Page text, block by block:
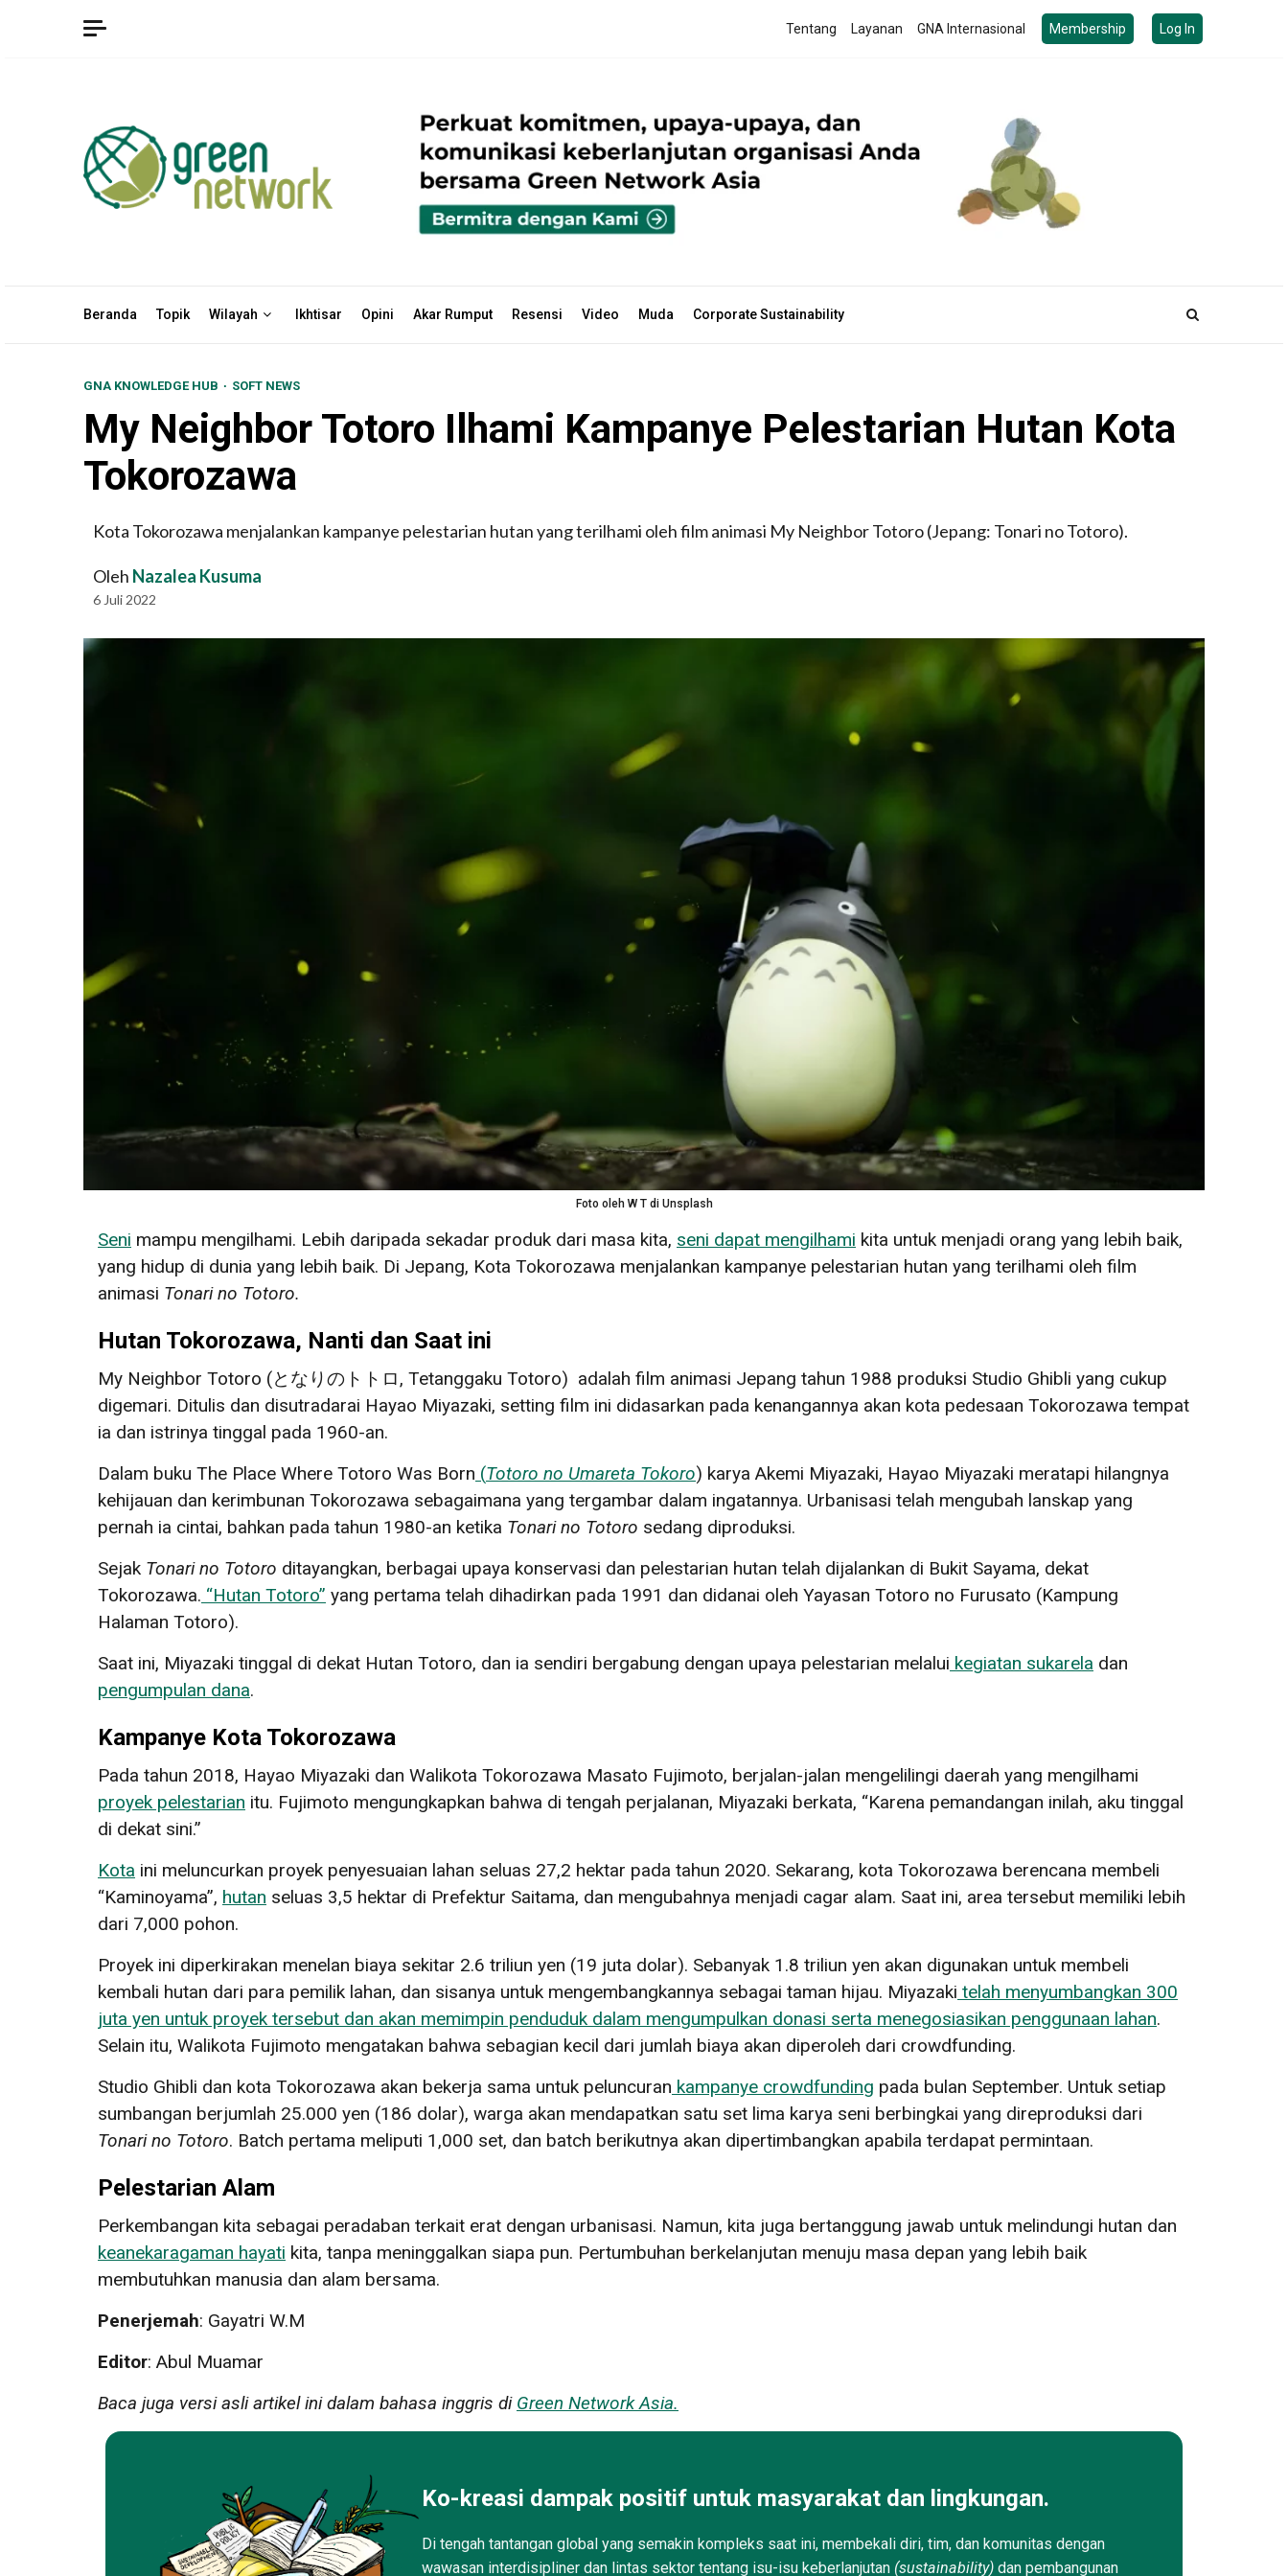
Tentang Layanan GNA Internasional Membership Log In
Beranda Topik Wilayah Ikhtisar Opini Akar Rumput Resensi Video Muda Corporate Sustainability
GNA KNOWLEDGE HUB SOFT NEWS
My Neighbor Totoro Ilhami Kampanye Pelestarian Hutan Kota
Tokorozawa
Kota Tokorozawa menjalankan kampanye pelestarian hutan yang terilhami oleh film animasi My Neighbor Totoro (Jepang: Tonari no Totoro).
Oleh Nazalea Kusuma
6 Juli 2022
Foto oleh W T di Unsplash
Seni mampu mengilhami. Lebih daripada sekadar produk dari masa kita, seni dapat mengilhami kita untuk menjadi orang yang lebih baik,
yang hidup di dunia yang lebih baik. Di Jepang, Kota Tokorozawa menjalankan kampanye pelestarian hutan yang terilhami oleh film
animasi Tonari no Totoro.
Hutan Tokorozawa, Nanti dan Saat ini
My Neighbor Totoro (となりのトトロ, Tetanggaku Totoro) adalah film animasi Jepang tahun 1988 produksi Studio Ghibli yang cukup
digemari. Ditulis dan disutradarai Hayao Miyazaki, setting film ini didasarkan pada kenangannya akan kota pedesaan Tokorozawa tempat
ia dan istrinya tinggal pada 1960-an.
Dalam buku The Place Where Totoro Was Born (Totoro no Umareta Tokoro) karya Akemi Miyazaki, Hayao Miyazaki meratapi hilangnya
kehijauan dan kerimbunan Tokorozawa sebagaimana yang tergambar dalam ingatannya. Urbanisasi telah mengubah lanskap yang
pernah ia cintai, bahkan pada tahun 1980-an ketika Tonari no Totoro sedang diproduksi.
Sejak Tonari no Totoro ditayangkan, berbagai upaya konservasi dan pelestarian hutan telah dijalankan di Bukit Sayama, dekat
Tokorozawa. “Hutan Totoro” yang pertama telah dihadirkan pada 1991 dan didanai oleh Yayasan Totoro no Furusato (Kampung
Halaman Totoro).
Saat ini, Miyazaki tinggal di dekat Hutan Totoro, dan ia sendiri bergabung dengan upaya pelestarian melalui kegiatan sukarela dan
pengumpulan dana.
Kampanye Kota Tokorozawa
Pada tahun 2018, Hayao Miyazaki dan Walikota Tokorozawa Masato Fujimoto, berjalan-jalan mengelilingi daerah yang mengilhami
proyek pelestarian itu. Fujimoto mengungkapkan bahwa di tengah perjalanan, Miyazaki berkata, “Karena pemandangan inilah, aku tinggal
di dekat sini.”
Kota ini meluncurkan proyek penyesuaian lahan seluas 27,2 hektar pada tahun 2020. Sekarang, kota Tokorozawa berencana membeli
“Kaminoyama”, hutan seluas 3,5 hektar di Prefektur Saitama, dan mengubahnya menjadi cagar alam. Saat ini, area tersebut memiliki lebih
dari 7,000 pohon.
Proyek ini diperkirakan menelan biaya sekitar 2.6 triliun yen (19 juta dolar). Sebanyak 1.8 triliun yen akan digunakan untuk membeli
kembali hutan dari para pemilik lahan, dan sisanya untuk mengembangkannya sebagai taman hijau. Miyazaki telah menyumbangkan 300
juta yen untuk proyek tersebut dan akan memimpin penduduk dalam mengumpulkan donasi serta menegosiasikan penggunaan lahan.
Selain itu, Walikota Fujimoto mengatakan bahwa sebagian kecil dari jumlah biaya akan diperoleh dari crowdfunding.
Studio Ghibli dan kota Tokorozawa akan bekerja sama untuk peluncuran kampanye crowdfunding pada bulan September. Untuk setiap
sumbangan berjumlah 25.000 yen (186 dolar), warga akan mendapatkan satu set lima karya seni berbingkai yang direproduksi dari
Tonari no Totoro. Batch pertama meliputi 1,000 set, dan batch berikutnya akan dipertimbangkan apabila terdapat permintaan.
Pelestarian Alam
Perkembangan kita sebagai peradaban terkait erat dengan urbanisasi. Namun, kita juga bertanggung jawab untuk melindungi hutan dan
keanekaragaman hayati kita, tanpa meninggalkan siapa pun. Pertumbuhan berkelanjutan menuju masa depan yang lebih baik
membutuhkan manusia dan alam bersama.
Penerjemah: Gayatri W.M
Editor: Abul Muamar
Baca juga versi asli artikel ini dalam bahasa inggris di Green Network Asia.
Ko-kreasi dampak positif untuk masyarakat dan lingkungan.
Di tengah tantangan global yang semakin kompleks saat ini, membekali diri, tim, dan komunitas dengan
wawasan interdisipliner dan lintas sektor tentang isu-isu keberlanjutan (sustainability) dan pembangunan